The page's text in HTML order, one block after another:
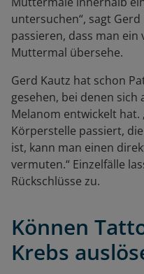
untersuchen“, sagt
passieren, dass man
Muttermal übersehe.
Gerd Kautz hat schon
gesehen, bei denen sich
Melanom entwickelt hat.
Körperstelle passiert,
ist, kann man einen
vermuten.“ Einzelfälle
Rückschlüsse zu.
Können
Krebs